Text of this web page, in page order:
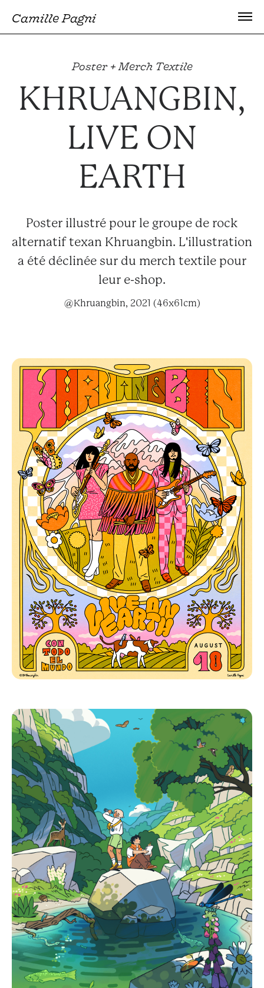
Camille Pagni
Poster + Merch Textile
KHRUANGBIN,
LIVE ON
EARTH
Poster illustré pour le groupe de rock
alternatif texan Khruangbin. L'illustration
a été déclinée sur du merch textile pour
leur e-shop.
@Khruangbin, 2021 (46x61cm)